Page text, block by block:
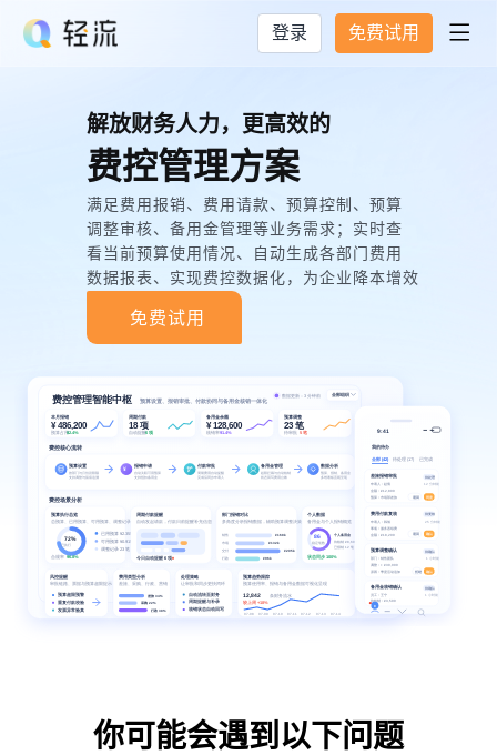
登录 免费试用 
解放财务人力，更高效的
费控管理方案
满足费用报销、费用请款、预算控制、预算
调整审核、备用金管理等业务需求；实时查
看当前预算使用情况、自动生成各部门费用
数据报表、实现费控数据化，为企业降本增效
免费试用
你可能会遇到以下问题